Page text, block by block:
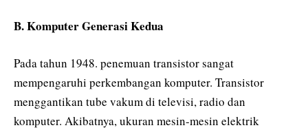
B. Komputer Generasi Kedua
Pada tahun 1948. penemuan transistor sangat
mempengaruhi perkembangan komputer. Transistor
menggantikan tube vakum di televisi, radio dan
komputer. Akibatnya, ukuran mesin-mesin elektrik